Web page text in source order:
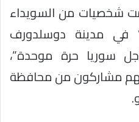
شخصيات من السويداء
في مدينة دوسلدورف
سوريا حرة موحدة”،
بينهم مشاركون من محافظة